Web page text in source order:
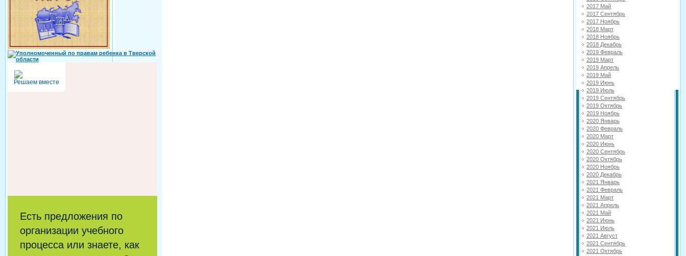
Решаем вместе
Есть предложения по
организации учебного
процесса или знаете, как
2017 Май
2017 Сентябрь
2017 Ноябрь
2018 Март
2018 Ноябрь
2018 Декабрь
2019 Февраль
2019 Март
2019 Апрель
2019 Май
2019 Июнь
2019 Июль
2019 Сентябрь
2019 Октябрь
2019 Ноябрь
2020 Январь
2020 Февраль
2020 Март
2020 Июнь
2020 Сентябрь
2020 Октябрь
2020 Ноябрь
2020 Декабрь
2021 Январь
2021 Февраль
2021 Март
2021 Апрель
2021 Май
2021 Июнь
2021 Июль
2021 Август
2021 Сентябрь
2021 Октябрь